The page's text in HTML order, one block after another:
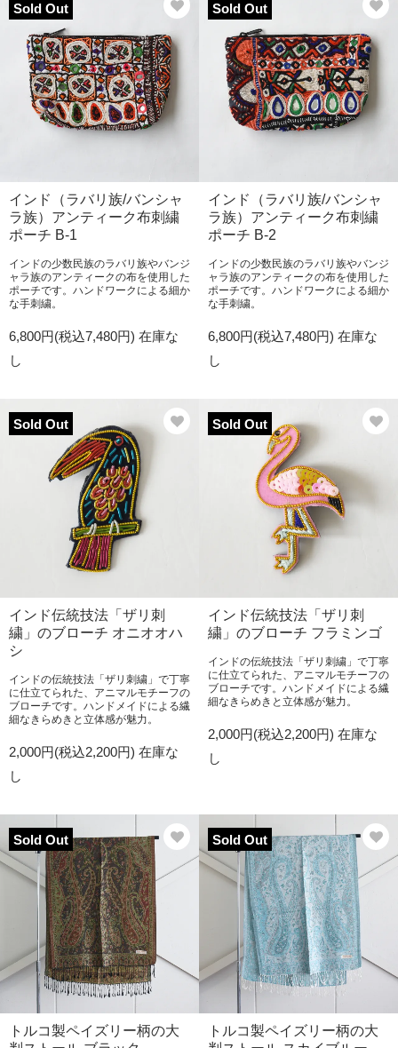
Sold Out
インド（ラバリ族/バンシャ
ラ族）アンティーク布刺繍
ポーチ B-1
インドの少数民族のラバリ族やバンジ
ャラ族のアンティークの布を使用した
ポーチです。ハンドワークによる細か
な手刺繍。
6,800円(税込7,480円) 在庫な
し
Sold Out
インド（ラバリ族/バンシャ
ラ族）アンティーク布刺繍
ポーチ B-2
インドの少数民族のラバリ族やバンジ
ャラ族のアンティークの布を使用した
ポーチです。ハンドワークによる細か
な手刺繍。
6,800円(税込7,480円) 在庫な
し
Sold Out
インド伝統技法「ザリ刺
繍」のブローチ オニオオハ
シ
インドの伝統技法「ザリ刺繍」で丁寧
に仕立てられた、アニマルモチーフの
ブローチです。ハンドメイドによる繊
細なきらめきと立体感が魅力。
2,000円(税込2,200円) 在庫な
し
Sold Out
インド伝統技法「ザリ刺
繍」のブローチ フラミンゴ
インドの伝統技法「ザリ刺繍」で丁寧
に仕立てられた、アニマルモチーフの
ブローチです。ハンドメイドによる繊
細なきらめきと立体感が魅力。
2,000円(税込2,200円) 在庫な
し
Sold Out
トルコ製ペイズリー柄の大
Sold Out
トルコ製ペイズリー柄の大